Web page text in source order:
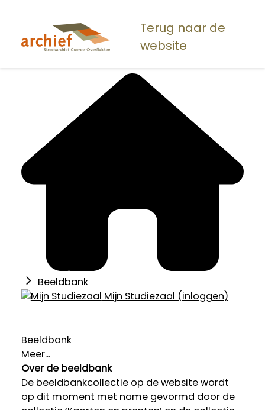
naar
Terug naar de
website
Beeldbank
Mijn Studiezaal (inloggen)
Beeldbank
Meer...
Over de beeldbank
De beeldbankcollectie op de website wordt
op dit moment met name gevormd door de